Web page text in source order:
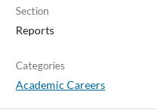
Section
Reports
Categories
Academic Careers